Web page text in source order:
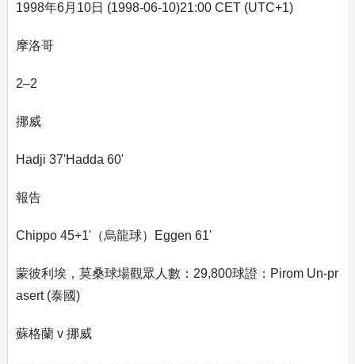
1998年6月10日 (1998-06-10)21:00 CET (UTC+1)
摩洛哥
2–2
挪威
Hadji 37'Hadda 60'
報告
Chippo 45+1'（烏龍球）Eggen 61'
蒙彼利埃，莫桑球場觀眾人數：29,800球證：Pirom Un-pr
asert (泰國)
蘇格蘭 v 挪威